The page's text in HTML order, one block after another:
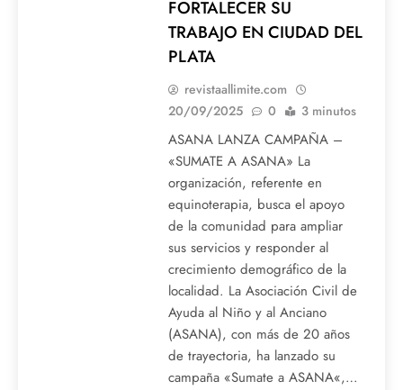
FORTALECER SU
TRABAJO EN CIUDAD DEL
PLATA
revistaallimite.com
20/09/2025
0 3 minutos
ASANA LANZA CAMPAÑA –
«SUMATE A ASANA» La
organización, referente en
equinoterapia, busca el apoyo
de la comunidad para ampliar
sus servicios y responder al
crecimiento demográfico de la
localidad. La Asociación Civil de
Ayuda al Niño y al Anciano
(ASANA), con más de 20 años
de trayectoria, ha lanzado su
campaña «Sumate a ASANA«,…